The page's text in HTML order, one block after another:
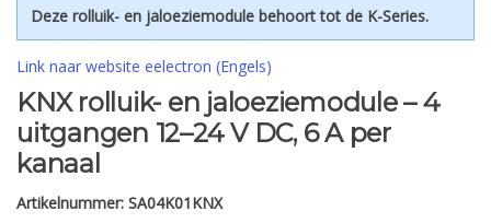
Deze rolluik- en jaloeziemodule behoort tot de K-Series.
Link naar website eelectron (Engels)
KNX rolluik- en jaloeziemodule – 4
uitgangen 12–24 V DC, 6 A per
kanaal
Artikelnummer: SA04K01KNX